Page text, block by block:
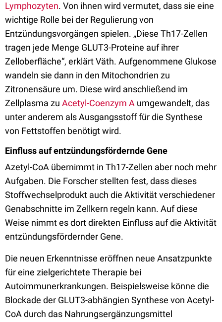
Lymphozyten. Von ihnen wird vermutet, dass sie eine
wichtige Rolle bei der Regulierung von
Entzündungsvorgängen spielen. „Diese Th17-Zellen
tragen jede Menge GLUT3-Proteine auf ihrer
Zelloberfläche“, erklärt Väth. Aufgenommene Glukose
wandeln sie dann in den Mitochondrien zu
Zitronensäure um. Diese wird anschließend im
Zellplasma zu Acetyl-Coenzym A umgewandelt, das
unter anderem als Ausgangsstoff für die Synthese
von Fettstoffen benötigt wird.
Einfluss auf entzündungsfördernde Gene
Azetyl-CoA übernimmt in Th17-Zellen aber noch mehr
Aufgaben. Die Forscher stellten fest, dass dieses
Stoffwechselprodukt auch die Aktivität verschiedener
Genabschnitte im Zellkern regeln kann. Auf diese
Weise nimmt es dort direkten Einfluss auf die Aktivität
entzündungsfördernder Gene.
Die neuen Erkenntnisse eröffnen neue Ansatzpunkte
für eine zielgerichtete Therapie bei
Autoimmunerkrankungen. Beispielsweise könne die
Blockade der GLUT3-abhängien Synthese von Acetyl-
CoA durch das Nahrungsergänzungsmittel